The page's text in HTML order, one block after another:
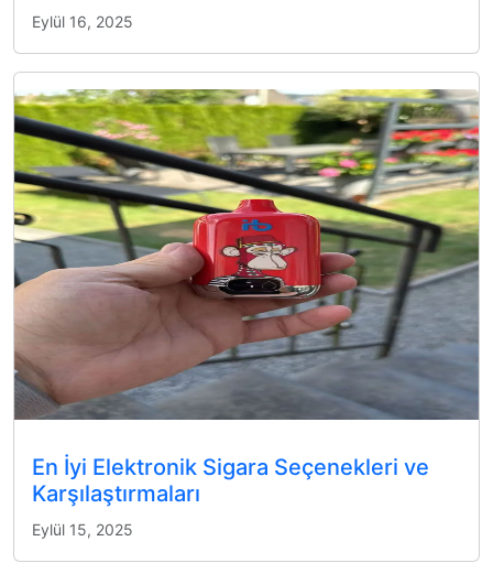
Eylül 16, 2025
En İyi Elektronik Sigara Seçenekleri ve
Karşılaştırmaları
Eylül 15, 2025